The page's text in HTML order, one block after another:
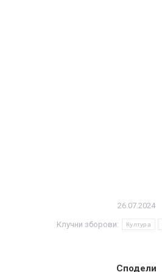
26.07.2024
Клучни зборови: Култура
Сподели